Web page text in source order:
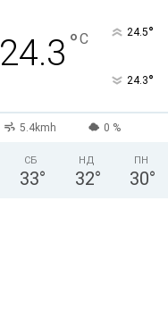
24.3 °C 24.5°
24.3°
5.4kmh 0 %
СБ
33°
НД
32°
ПН
30°